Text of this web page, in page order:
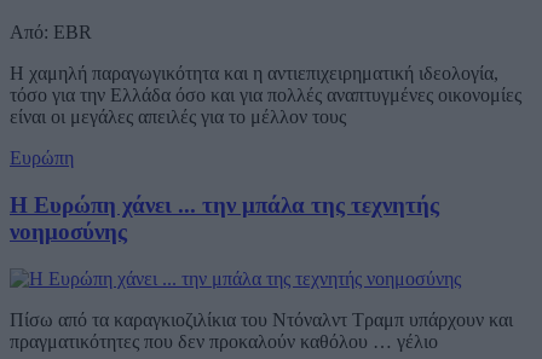
Από: EBR
Η χαμηλή παραγωγικότητα και η αντιεπιχειρηματική ιδεολογία,
τόσο για την Ελλάδα όσο και για πολλές αναπτυγμένες οικονομίες
είναι οι μεγάλες απειλές για το μέλλον τους
Ευρώπη
Η Ευρώπη χάνει ... την μπάλα της τεχνητής
νοημοσύνης
Πίσω από τα καραγκιοζιλίκια του Ντόναλντ Τραμπ υπάρχουν και
πραγματικότητες που δεν προκαλούν καθόλου … γέλιο